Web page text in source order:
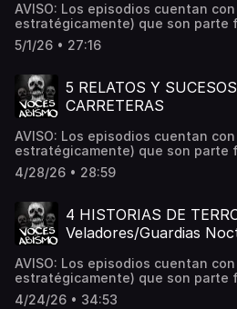
comentarios. Siempre los estoy
experiencia paranormal? Envíala a:
Vocesdelabismo@gmail.com
acast.com/privacy for more
AVISO: Los episodios cuentan
estratégicamente) que son parte
este proyecto siga en pie. Deja tu
te parecieron los relatos. Siempre
Vocesdelabismo@gmail.com
acast.com/privacy for more
5/1/26 • 27:16
5 RELATOS Y
CARRETERAS
AVISO: Los episodios cuentan
estratégicamente) que son parte
este proyecto siga en pie. Por
final... les tengo una sorpresa que
parecieron los relatos. Siempre
¿Tienes una experiencia
Vocesdelabismo@gmail.com
4/28/26 • 28:59
4 HISTORIAS DE
Veladores/Guardias
AVISO: Los episodios cuentan
estratégicamente) que son parte
este proyecto siga en pie. Es un
4/24/26 • 34:53